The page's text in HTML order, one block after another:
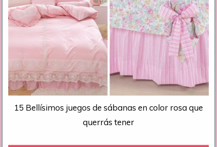
15 Bellísimos juegos de sábanas en color rosa que
querrás tener